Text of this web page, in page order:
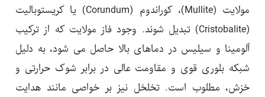
مولایت (Mullite)، کوراندوم (Corundum) یا کریستوبالیت
(Cristobalite) تبدیل شوند. وجود فاز مولایت که از ترکیب
آلومینا و سیلیس در دماهای بالا حاصل می شود، به دلیل
شبکه بلوری قوی و مقاومت عالی در برابر شوک حرارتی و
خزش، مطلوب است. تخلخل نیز بر خواصی مانند هدایت